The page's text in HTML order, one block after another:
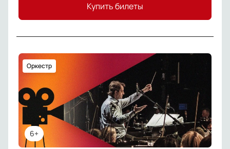
Купить билеты
6+
Оркестр